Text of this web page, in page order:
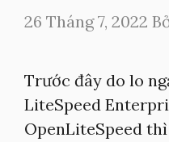
26 Tháng 7, 2022
Trước đây do lo
LiteSpeed
OpenLiteSpeed